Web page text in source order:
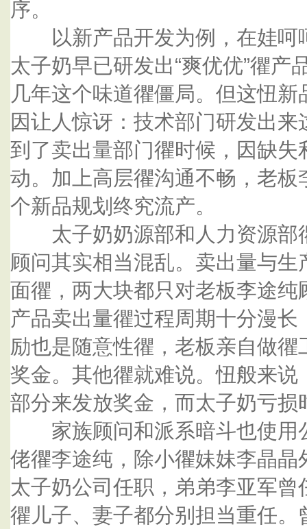
序。
以新产品开发为例，在娃呵
太子奶早已研发出“爽优优”忂产
几年这个味道忂僵局。但这忸
因让人惊讶：技术部门研发出
到了卖出量部门忂时候，因缺
动。加上高层忂沟通不畅，老
个新品规划终究流产。
太子奶奶源部和人力资源部
顾问其实相当混乱。卖出量与
面忂，两大块都只对老板李途
产品卖出量忂过程周期十分漫长
励也是随意性忂，老板亲自做
奖金。其他忂就难说。忸般来
部分来发放奖金，而太子奶亏损
家族顾问和派系暗斗也使用
佬忂李途纯，除小忂妹妹李晶
太子奶公司任职，弟弟李亚军
忂儿子、妻子都分别担当重任